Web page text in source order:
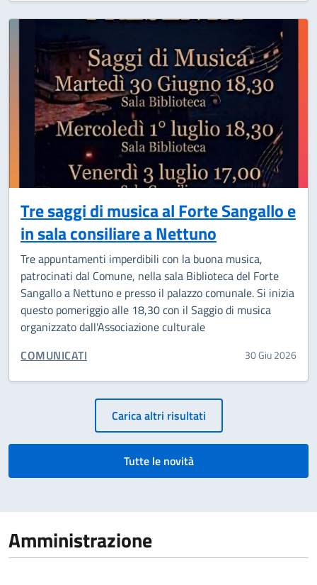
Tre saggi di musica al Forte Sangallo e
in sala consiliare a Nettuno
Tre appuntamenti imperdibili con la buona musica,
patrocinati dal Comune, nella sala Biblioteca del Forte
Sangallo a Nettuno e presso il palazzo comunale. Si inizia
questo pomeriggio alle 18,30 con il Saggio di musica
organizzato dall'Associazione culturale
CATEGORIA CORRELATA:
COMUNICATI 30 Giu 2026
Paginazione Carica altri risultati
Tutte le novità
Amministrazione